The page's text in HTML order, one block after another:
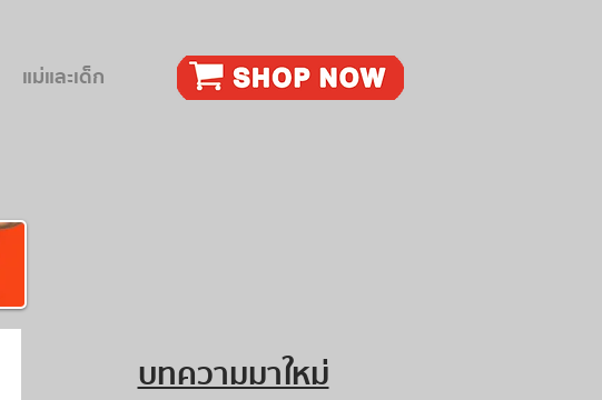
แม่และเด็ก
บทความมาใหม่